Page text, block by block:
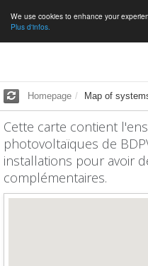
We use cookies to enhance your
Plus d'infos.
Homepage Map of
Cette carte contient
photovoltaïques de
installations pour avoir
complémentaires.